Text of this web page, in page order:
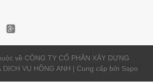
về CÔNG TY CỔ PHẦN XÂY DỰNG
VỤ HỒNG ANH | Cung cấp bởi Sapo